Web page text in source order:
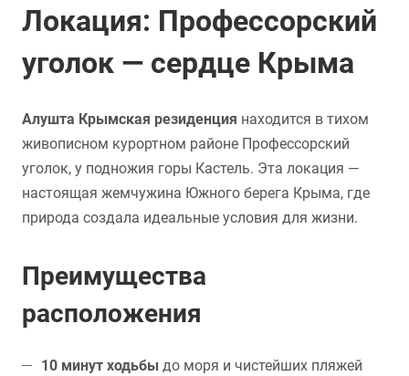
Локация: Профессорский
уголок — сердце Крыма
Алушта Крымская резиденция находится в тихом
живописном курортном районе Профессорский
уголок, у подножия горы Кастель. Эта локация —
настоящая жемчужина Южного берега Крыма, где
природа создала идеальные условия для жизни.
Преимущества
расположения
10 минут ходьбы до моря и чистейших пляжей